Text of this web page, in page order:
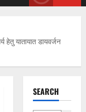
हेतु यातायात डायवर्जन
SEARCH